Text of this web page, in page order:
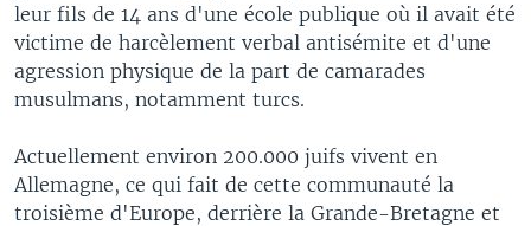
leur fils de 14 ans d'une école publique où il avait été
victime de harcèlement verbal antisémite et d'une
agression physique de la part de camarades
musulmans, notamment turcs.
Actuellement environ 200.000 juifs vivent en
Allemagne, ce qui fait de cette communauté la
troisième d'Europe, derrière la Grande-Bretagne et